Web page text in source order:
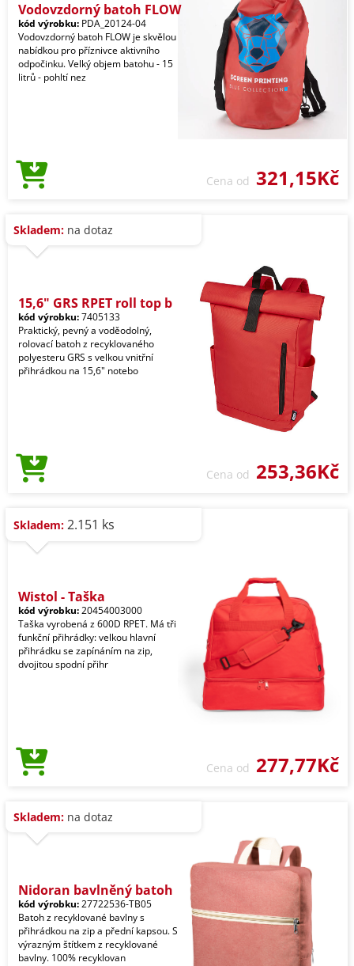
Vodovzdorný batoh FLOW
kód výrobku: PDA_20124-04
Vodovzdorný batoh FLOW je skvělou
nabídkou pro příznivce aktivního
odpočinku. Velký objem batohu - 15
litrů - pohltí nez
Cena od 321,15Kč
Skladem: na dotaz
15,6" GRS RPET roll top b
kód výrobku:7405133
Praktický, pevný a voděodolný,
rolovací batoh z recyklovaného
polyesteru GRS s velkou vnitřní
přihrádkou na 15,6" notebo
Cena od 253,36Kč
Skladem: 2.151 ks
Wistol - Taška
kód výrobku:20454003000
Taška vyrobená z 600D RPET. Má tři
funkční přihrádky: velkou hlavní
přihrádku se zapínáním na zip,
dvojitou spodní přihr
Cena od 277,77Kč
Skladem: na dotaz
Nidoran bavlněný batoh
kód výrobku:27722536-TB05
Batoh z recyklované bavlny s
přihrádkou na zip a přední kapsou. S
výrazným štítkem z recyklované
bavlny. 100% recyklovan